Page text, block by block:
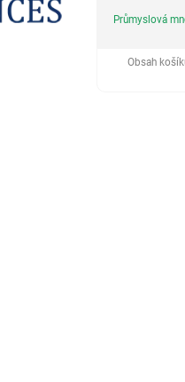
Průmyslová
Obsah